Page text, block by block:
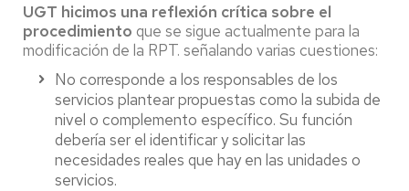
UGT hicimos una reflexión crítica sobre el
procedimiento que se sigue actualmente para la
modificación de la RPT. señalando varias cuestiones:
No corresponde a los responsables de los
servicios plantear propuestas como la subida de
nivel o complemento específico. Su función
debería ser el identificar y solicitar las
necesidades reales que hay en las unidades o
servicios.